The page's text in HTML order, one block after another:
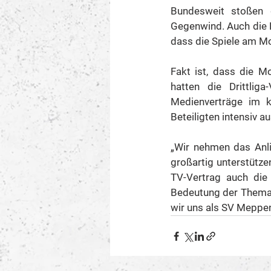
Bundesweit
Gegenwind. Auch
dass die Spiele am
Fakt ist, dass die
hatten die
Medienverträge im
Beteiligten intensiv
„Wir nehmen das
großartig
TV-Vertrag auch
Bedeutung der
wir uns als SV